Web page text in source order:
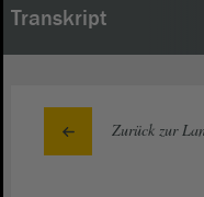
Transkript
Zurück zur